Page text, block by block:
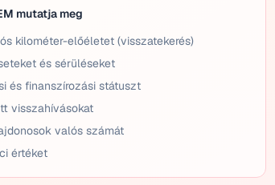
mutatja meg
kilométer-előéletet (visszatekerés)
és sérüléseket
és finanszírozási státuszt
visszahívásokat
valós számát
értéket